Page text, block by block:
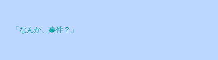
「なんか、事件？」